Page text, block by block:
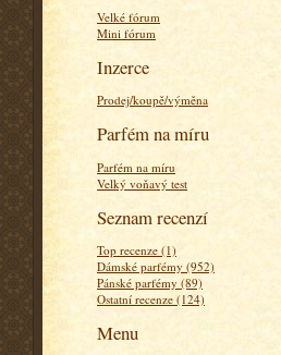
Velké fórum
Mini fórum
Inzerce
Prodej/koupě/výměna
Parfém na míru
Parfém na míru
Velký voňavý test
Seznam recenzí
Top recenze (1)
Dámské parfémy (952)
Pánské parfémy (89)
Ostatní recenze (124)
Menu